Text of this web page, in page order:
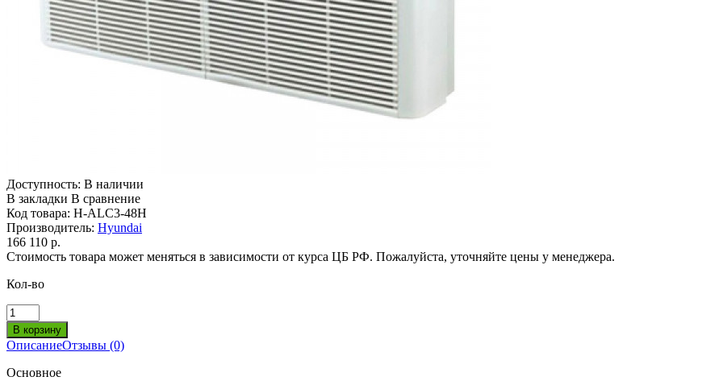
Доступность: В наличии
В закладки В сравнение
Код товара: H-ALC3-48H
Производитель: Hyundai
166 110 р.
Стоимость товара может меняться в зависимости от курса ЦБ РФ. Пожалуйста, уточняйте цены у менеджера.
Кол-во
ОписаниеОтзывы (0)
Основное